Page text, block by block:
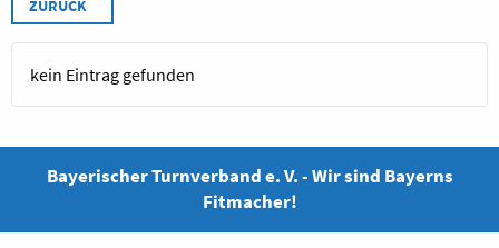
ZURÜCK
kein Eintrag gefunden
Bayerischer Turnverband e. V. - Wir sind Bayerns
Fitmacher!